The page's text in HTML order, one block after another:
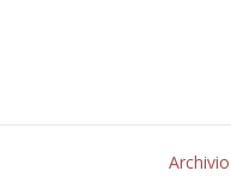
Archivio